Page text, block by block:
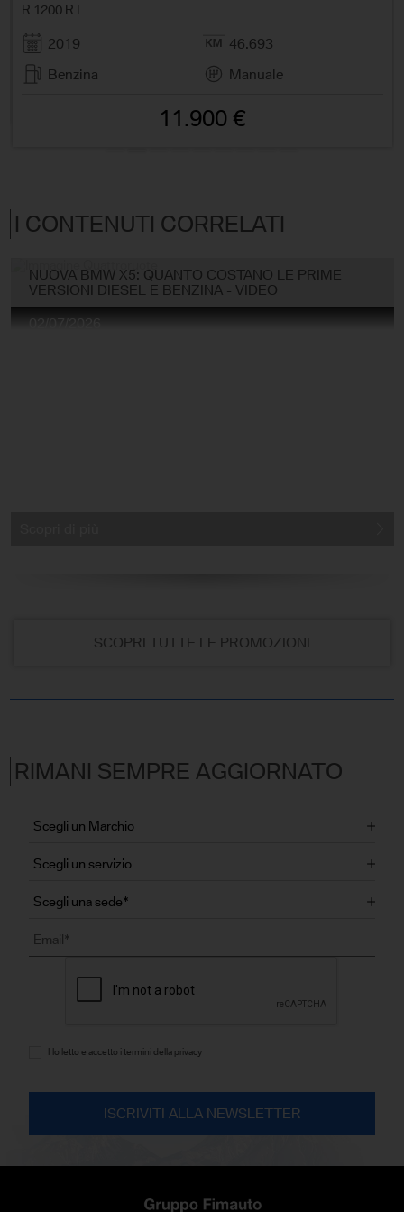
R 1200 RT
2019
46.693
Benzina
Manuale
11.900 €
I CONTENUTI CORRELATI
NUOVA BMW X5: QUANTO COSTANO LE PRIME
VERSIONI DIESEL E BENZINA - VIDEO
SCOPRI TUTTE LE PROMOZIONI
RIMANI SEMPRE AGGIORNATO
Ho letto e accetto i termini della privacy